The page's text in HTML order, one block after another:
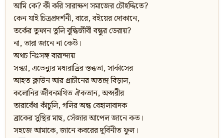
আমি কে? কী করি সারাক্ষণ সমাজের চৌহদ্দিতে?
কেন যাই চিত্রপ্রদর্শনী, বারে, বইয়ের দোকানে,
তর্কের তুফান তুলি বুদ্ধিজীবী বন্ধুর ডেরায়?
না, তারা জানে না কেউ।
অথচ নিঃসঙ্গ বারান্দায়
সন্ধ্যা, এভেন্যুর মধ্যরাত্রির স্তব্ধতা, সার্কাসের
আহত ক্লাউন আর প্রাচীনের অতন্দ্র বিড়াল,
কলোনির জীবনমথিত ঐকতান, অপ্সরীর
তারাবেঁধা কাঁচুলি, গলির অন্ধ বেহালাবাদক
ব্রাকের সুস্থির মাছ, সেঁজার আপেল জানে কত।
সহজে আমাকে, জানে কবরের দুর্বিনীত ফুল।